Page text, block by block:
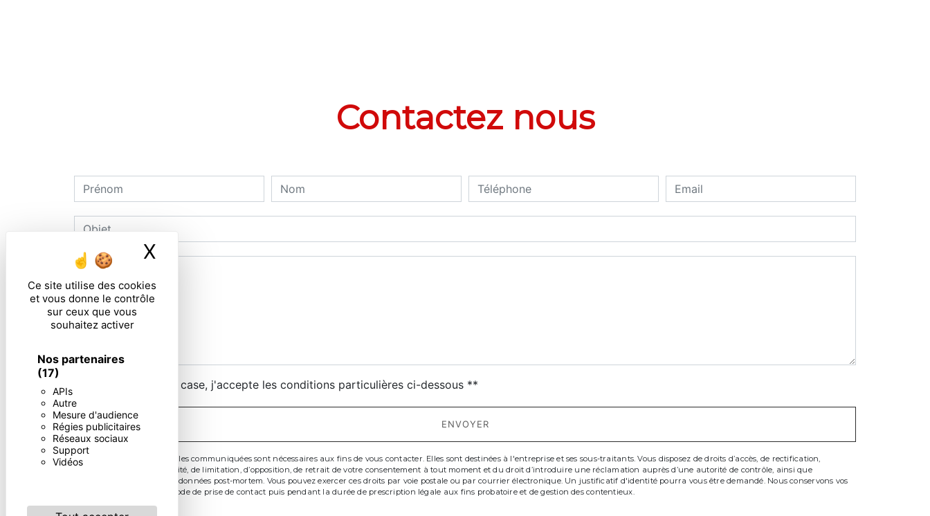
Ce site utilise des cookies
et vous donne le contrôle
sur ceux que vous
souhaitez activer
Nos partenaires
(17)
APIs
Autre
Mesure d'audience
Régies publicitaires
Réseaux sociaux
Support
Vidéos
X Masquer le bandeau des cookies
Contactez nous
En cochant cette case, j'accepte les conditions particulières ci-dessous **
ENVOYER
** Les données personnelles communiquées sont nécessaires aux fins de vous contacter. Elles sont destinées à l'entreprise et ses sous-traitants. Vous disposez de droits d’accès, de rectification,
d’effacement, de portabilité, de limitation, d’opposition, de retrait de votre consentement à tout moment et du droit d’introduire une réclamation auprès d’une autorité de contrôle, ainsi que
d’organiser le sort de vos données post-mortem. Vous pouvez exercer ces droits par voie postale ou par courrier électronique. Un justificatif d'identité pourra vous être demandé. Nous conservons vos
données pendant la période de prise de contact puis pendant la durée de prescription légale aux fins probatoire et de gestion des contentieux.